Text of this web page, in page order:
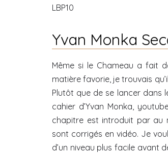
LBP10
Yvan Monka
Même si le Chameau a fait
matière favorie, je trouvais
Plutôt que de se lancer dans
cahier d’Yvan Monka,
chapitre est introduit par au
sont corrigés en vidéo. Je
d’un niveau plus facile avant